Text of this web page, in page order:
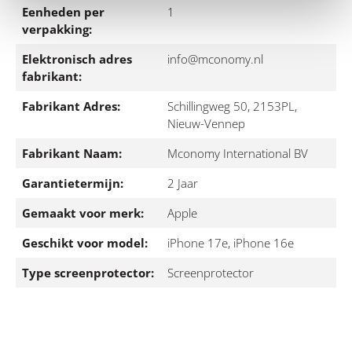
Eenheden per
verpakking:
1
Elektronisch adres
fabrikant:
info@mconomy.nl
Fabrikant Adres:
Schillingweg 50, 2153PL,
Nieuw-Vennep
Fabrikant Naam:
Mconomy International BV
Garantietermijn:
2 Jaar
Gemaakt voor merk:
Apple
Geschikt voor model:
iPhone 17e, iPhone 16e
Type screenprotector:
Screenprotector